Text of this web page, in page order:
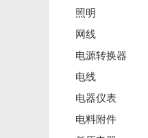
照明
网线
电源转换器
电线
电器仪表
电料附件